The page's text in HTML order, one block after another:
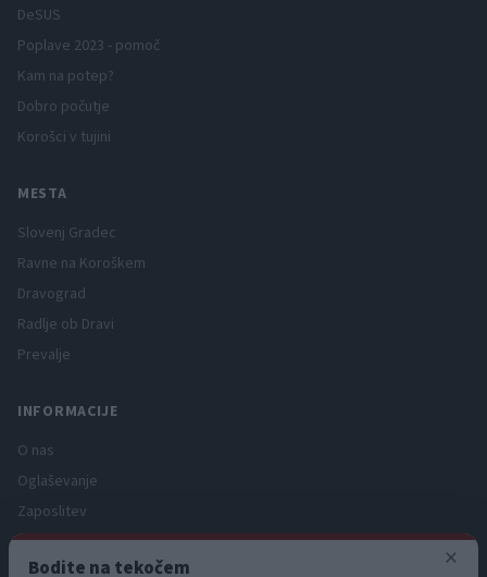
DeSUS
Poplave 2023 - pomoč
Kam na potep?
Dobro počutje
Korošci v tujini
MESTA
Slovenj Gradec
Ravne na Koroškem
Dravograd
Radlje ob Dravi
Prevalje
INFORMACIJE
O nas
Oglaševanje
Zaposlitev
Pravno obvestilo
×
Bodite na tekočem